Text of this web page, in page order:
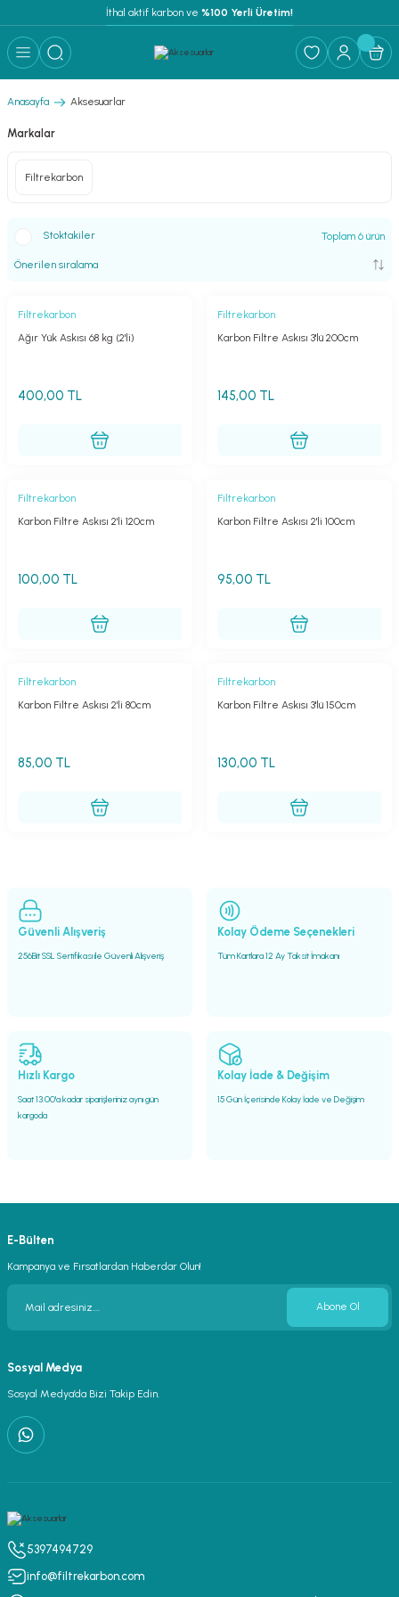
İthal aktif karbon ve %100 Yerli Üretim!
Anasayfa Aksesuarlar
Markalar
Filtrekarbon
Stoktakiler Toplam 6 ürün
Filtrekarbon
Ağır Yük Askısı 68 kg (2'li)
400,00 TL
Filtrekarbon
Karbon Filtre Askısı 3'lü 200cm
145,00 TL
Filtrekarbon
Karbon Filtre Askısı 2'li 120cm
100,00 TL
Filtrekarbon
Karbon Filtre Askısı 2'li 100cm
95,00 TL
Filtrekarbon
Karbon Filtre Askısı 2'li 80cm
85,00 TL
Filtrekarbon
Karbon Filtre Askısı 3'lü 150cm
130,00 TL
Güvenli Alışveriş
256Bit SSL Sertifikası ile Güvenli Alışveriş
Kolay Ödeme Seçenekleri
Tüm Kartlara 12 Ay Taksit İmakanı
Hızlı Kargo
Saat 13.00'a kadar siparişleriniz aynı gün
kargoda
Kolay İade & Değişim
15 Gün İçerisinde Kolay İade ve Değişim
E-Bülten
Kampanya ve Fırsatlardan Haberdar Olun!
Abone Ol
Sosyal Medya
Sosyal Medya’da Bizi Takip Edin.
5397494729
info@filtrekarbon.com